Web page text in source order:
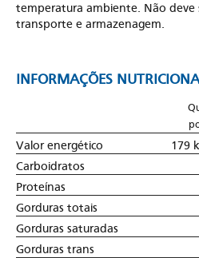
temperatura ambiente. Não deve
transporte e armazenagem.
INFORMAÇÕES
Valor energético 179
Carboidratos
Proteínas
Gorduras totais
Gorduras saturadas
Gorduras trans